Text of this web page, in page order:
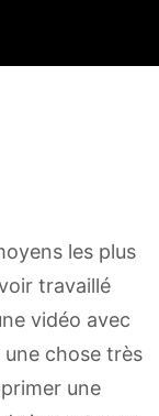
les plus
travaillé
vidéo avec
chose très
une